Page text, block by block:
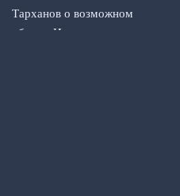
Тарханов о возможном
обмене Игдисамова на